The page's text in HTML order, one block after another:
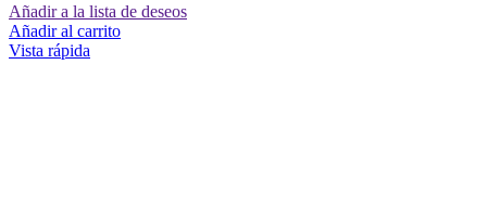
Añadir a la lista de deseos
Añadir al carrito
Vista rápida